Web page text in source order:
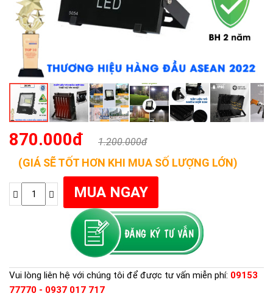
870.000đ 1.200.000đ
(GIÁ SẼ TỐT HƠN KHI MUA SỐ LƯỢNG LỚN)
Vui lòng liên hệ với chúng tôi để được tư vấn miễn phí: 09153
77770 - 0937 017 717